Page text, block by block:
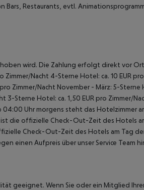
Restaurants, evtl.
wird. Die Zahlung erfolgt direkt vor
Nacht 4-Sterne Hotel: ca. 10 EUR
Zimmer/Nacht November - März: 5-Sterne
Sterne Hotel: ca. 1,50 EUR pro Zimmer/
Uhr morgens steht das Hotelzimmer
die offizielle Check-Out-Zeit des Hotels
Check-Out-Zeit des Hotels am Tag
einen Aufpreis über unser Service Team
geeignet. Wenn Sie oder ein Mitglied